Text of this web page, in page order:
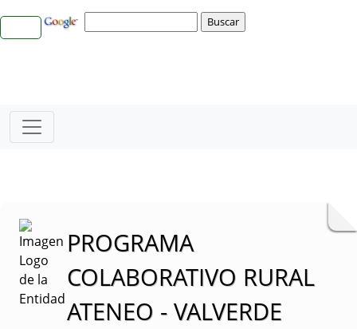
PROGRAMA
COLABORATIVO RURAL
ATENEO - VALVERDE